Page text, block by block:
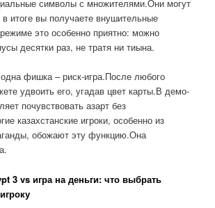
символы с множителями.Они могут
в итоге вы получаете внушительные
это особенно приятно: можно
десятки раз, не тратя ни тиына.
фишка – риск-игра.После любого
удвоить его, угадав цвет карты.В демо-
почувствовать азарт без
казахстанские игроки, особенно из
обожают эту функцию.Она
3 vs игра на деньги: что выбрать